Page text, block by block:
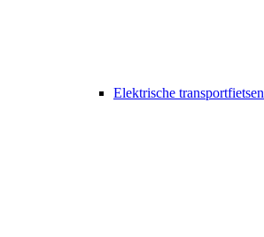
Elektrische transportfietsen